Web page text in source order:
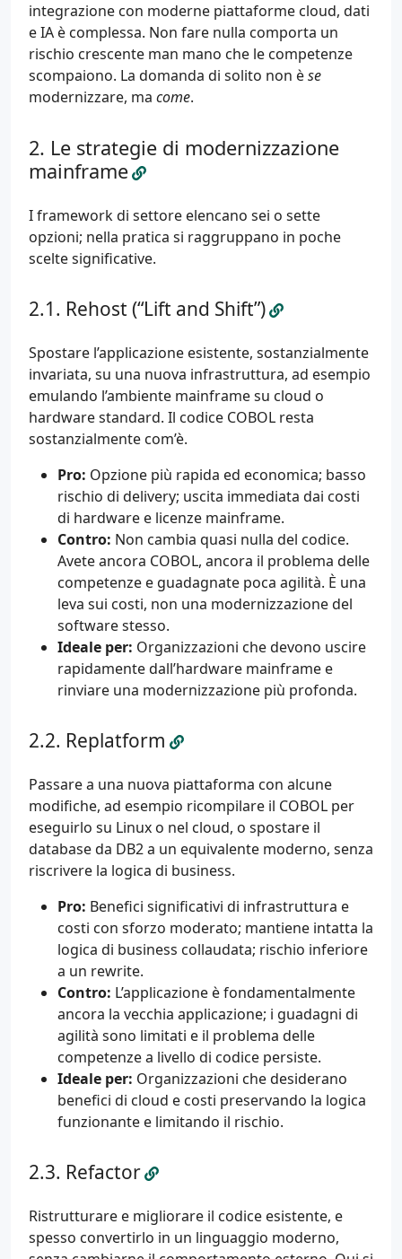
integrazione con moderne piattaforme cloud, dati
e IA è complessa. Non fare nulla comporta un
rischio crescente man mano che le competenze
scompaiono. La domanda di solito non èse
modernizzare, ma come.
Le strategie di modernizzazione
mainframe
I framework di settore elencano sei o sette
opzioni; nella pratica si raggruppano in poche
scelte significative.
Rehost (“Lift and Shift”)
Spostare l’applicazione esistente, sostanzialmente
invariata, su una nuova infrastruttura, ad esempio
emulando l’ambiente mainframe su cloud o
hardware standard. Il codice COBOL resta
sostanzialmente com’è.
Pro: Opzione più rapida ed economica; basso
rischio di delivery; uscita immediata dai costi
di hardware e licenze mainframe.
Contro: Non cambia quasi nulla del codice.
Avete ancora COBOL, ancora il problema delle
competenze e guadagnate poca agilità. È una
leva sui costi, non una modernizzazione del
software stesso.
Ideale per: Organizzazioni che devono uscire
rapidamente dall’hardware mainframe e
rinviare una modernizzazione più profonda.
Replatform
Passare a una nuova piattaforma con alcune
modifiche, ad esempio ricompilare il COBOL per
eseguirlo su Linux o nel cloud, o spostare il
database da DB2 a un equivalente moderno, senza
riscrivere la logica di business.
Pro: Benefici significativi di infrastruttura e
costi con sforzo moderato; mantiene intatta la
logica di business collaudata; rischio inferiore
a un rewrite.
Contro: L’applicazione è fondamentalmente
ancora la vecchia applicazione; i guadagni di
agilità sono limitati e il problema delle
competenze a livello di codice persiste.
Ideale per: Organizzazioni che desiderano
benefici di cloud e costi preservando la logica
funzionante e limitando il rischio.
Refactor
Ristrutturare e migliorare il codice esistente, e
spesso convertirlo in un linguaggio moderno,